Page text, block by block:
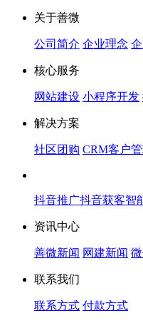
关于善微
公司简介 企业理念
核心服务
网站建设 小程序开发
解决方案
社区团购 CRM客户
抖音推广抖音获客智
资讯中心
善微新闻 网建新闻
联系我们
联系方式 付款方式